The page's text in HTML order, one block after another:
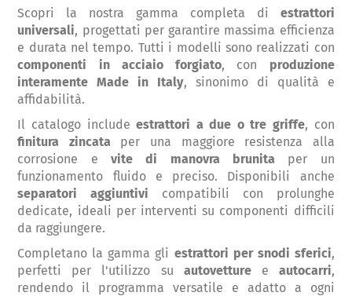
Scopri la nostra gamma completa di estrattori
universali, progettati per garantire massima efficienza
e durata nel tempo. Tutti i modelli sono realizzati con
componenti in acciaio forgiato, con produzione
interamente Made in Italy, sinonimo di qualità e
affidabilità.
Il catalogo includeestrattori a due o tre griffe, con
finitura zincataper una maggiore resistenza alla
corrosione evite di manovra brunitaper un
funzionamento fluido e preciso. Disponibili anche
separatori aggiuntivi compatibili con prolunghe
dedicate, ideali per interventi su componenti difficili
da raggiungere.
Completano la gamma gli estrattori per snodi sferici,
perfetti per l'utilizzo su autovetture e autocarri,
rendendo il programma versatile e adatto a ogni